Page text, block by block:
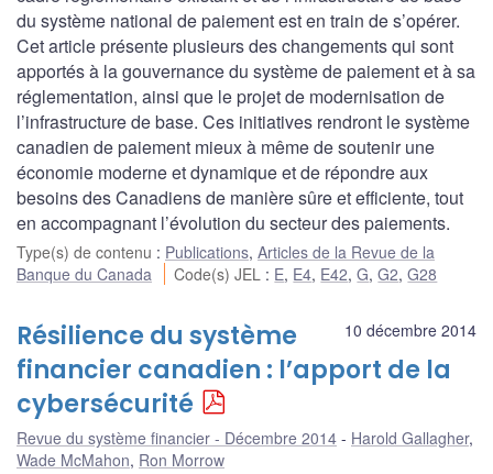
du système national de paiement est en train de s’opérer.
Cet article présente plusieurs des changements qui sont
apportés à la gouvernance du système de paiement et à sa
réglementation, ainsi que le projet de modernisation de
l’infrastructure de base. Ces initiatives rendront le système
canadien de paiement mieux à même de soutenir une
économie moderne et dynamique et de répondre aux
besoins des Canadiens de manière sûre et efficiente, tout
en accompagnant l’évolution du secteur des paiements.
Type(s) de contenu : Publications, Articles de la Revue de la
Banque du Canada
Code(s) JEL : E, E4, E42,G,G2,G28
10 décembre 2014
Résilience du système
financier canadien : l’apport de la
cybersécurité
Revue du système financier - Décembre 2014 Harold Gallagher,
Wade McMahon, Ron Morrow